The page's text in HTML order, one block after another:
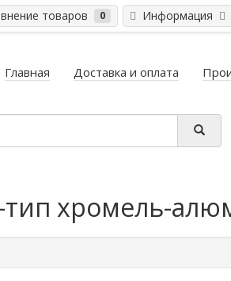
Информация
товаров 0
Главная Доставка и оплата
тип хромель-